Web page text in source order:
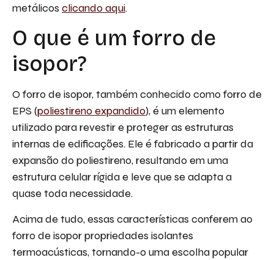
metálicos clicando aqui.
O que é um forro de
isopor?
O forro de isopor, também conhecido como forro de
EPS (poliestireno expandido), é um elemento
utilizado para revestir e proteger as estruturas
internas de edificações. Ele é fabricado a partir da
expansão do poliestireno, resultando em uma
estrutura celular rígida e leve que se adapta a
quase toda necessidade.
Acima de tudo, essas características conferem ao
forro de isopor propriedades isolantes
termoacústicas, tornando-o uma escolha popular